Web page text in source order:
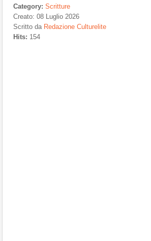
Category: Scritture
Creato: 08 Luglio 2026
Scritto da Redazione Culturelite
Hits: 154